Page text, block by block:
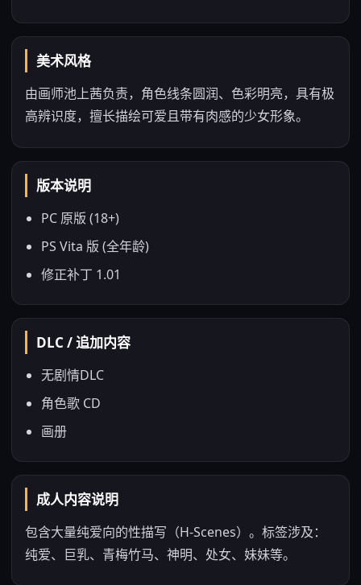
美术风格
由画师池上茜负责，角色线条圆润、色彩明亮，具有极
高辨识度，擅长描绘可爱且带有肉感的少女形象。
版本说明
PC 原版 (18+)
PS Vita 版 (全年龄)
修正补丁 1.01
DLC / 追加内容
无剧情DLC
角色歌 CD
画册
成人内容说明
包含大量纯爱向的性描写（H-Scenes）。标签涉及：
纯爱、巨乳、青梅竹马、神明、处女、妹妹等。